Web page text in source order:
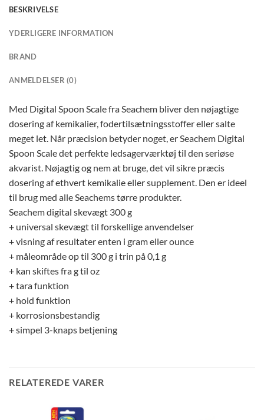
BESKRIVELSE
YDERLIGERE INFORMATION
BRAND
ANMELDELSER (0)
Med Digital Spoon Scale fra Seachem bliver den nøjagtige
dosering af kemikalier, fodertilsætningsstoffer eller salte
meget let. Når præcision betyder noget, er Seachem Digital
Spoon Scale det perfekte ledsagerværktøj til den seriøse
akvarist. Nøjagtig og nem at bruge, det vil sikre præcis
dosering af ethvert kemikalie eller supplement. Den er ideel
til brug med alle Seachems tørre produkter.
Seachem digital skevægt 300 g
+ universal skevægt til forskellige anvendelser
+ visning af resultater enten i gram eller ounce
+ måleområde op til 300 g i trin på 0,1 g
+ kan skiftes fra g til oz
+ tara funktion
+ hold funktion
+ korrosionsbestandig
+ simpel 3-knaps betjening
RELATEREDE VARER